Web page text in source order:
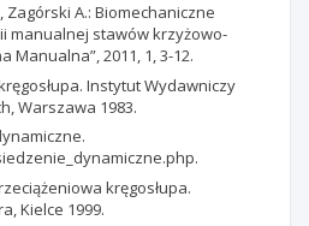
Zagórski A.: Biomechaniczne
manualnej stawów krzyżowo-
Manualna”, 2011, 1, 3-12.
Instytut Wydawniczy
Warszawa 1983.
kręgosłupa.
Kielce 1999.